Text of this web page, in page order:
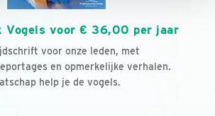
Vogels voor € 36,00 per jaar
voor onze leden, met
en opmerkelijke verhalen.
help je de vogels.